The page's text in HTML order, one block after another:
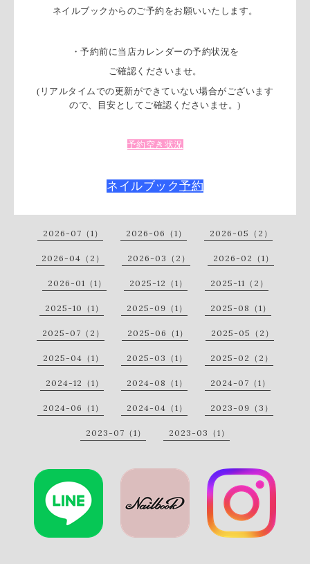
ネイルブックからのご予約をお願いいたします。
・予約前に当店カレンダーの予約状況を
ご確認くださいませ。
(リアルタイムでの更新ができていない場合がございます
ので、目安としてご確認くださいませ。)
予約空き状況
ネイルブック予約
2026-07（1） 2026-06（1） 2026-05（2）
2026-04（2） 2026-03（2） 2026-02（1）
2026-01（1） 2025-12（1） 2025-11（2）
2025-10（1） 2025-09（1） 2025-08（1）
2025-07（2） 2025-06（1） 2025-05（2）
2025-04（1） 2025-03（1） 2025-02（2）
2024-12（1） 2024-08（1） 2024-07（1）
2024-06（1） 2024-04（1） 2023-09（3）
2023-07（1） 2023-03（1）